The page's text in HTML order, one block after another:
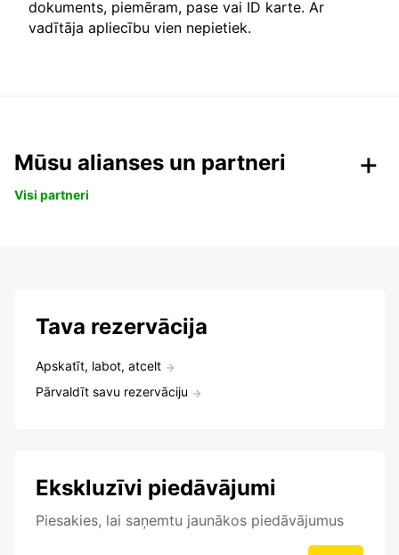
dokuments, piemēram, pase vai ID karte. Ar
vadītāja apliecību vien nepietiek.
Mūsu alianses un partneri
Visi partneri
Tava rezervācija
Apskatīt, labot, atcelt
Pārvaldīt savu rezervāciju
Ekskluzīvi piedāvājumi
Piesakies, lai saņemtu jaunākos piedāvājumus